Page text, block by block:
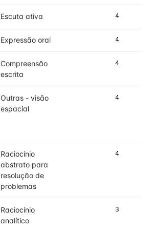
Escuta ativa 4
Expressão oral 4
Compreensão
escrita
4
Outras - visão
espacial
4
Raciocínio
abstrato para
resolução de
problemas
4
Raciocínio
analítico
3